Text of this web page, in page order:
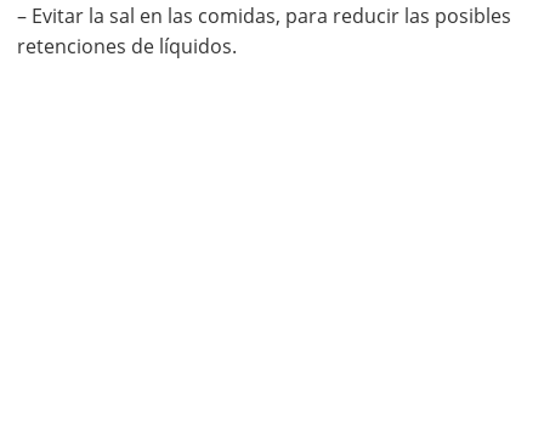
– Evitar la sal en las comidas, para reducir las posibles
retenciones de líquidos.